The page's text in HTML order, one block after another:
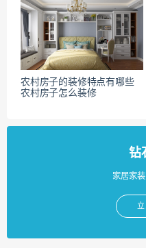
农村房子的装修特点有哪些
农村房子怎么装修
钻
家居家